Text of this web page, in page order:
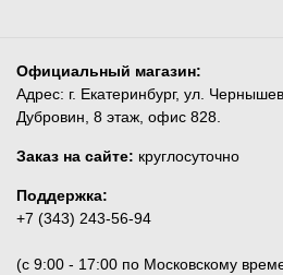
Официальный магазин:
Адрес: г. Екатеринбург, ул.
Дубровин, 8 этаж, офис 828.
Заказ на сайте: круглосуточно
Поддержка:
+7 (343) 243-56-94
(c 9:00 - 17:00 по Московскому